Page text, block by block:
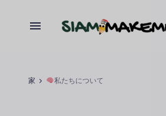
家 私たちについて